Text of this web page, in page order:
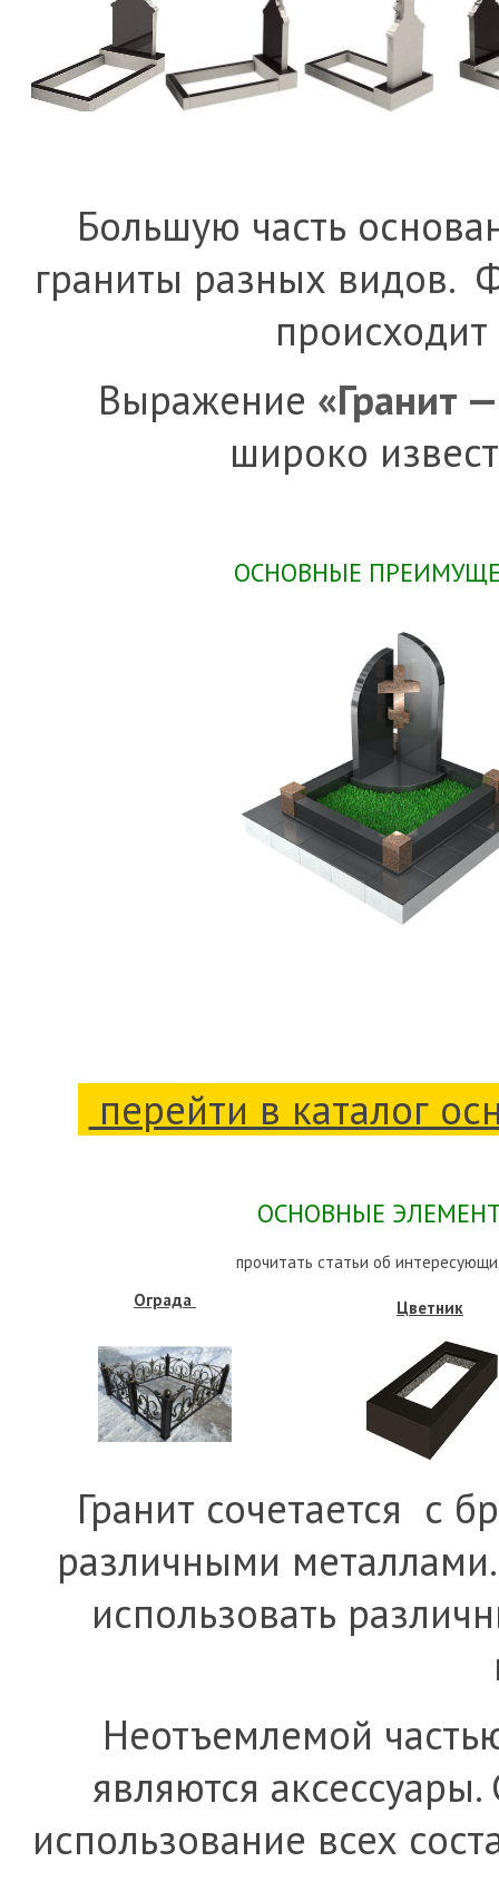
Большую часть
граниты разных видов.
Выражение «Гранит
широко
ОСНОВНЫЕ
перейти в каталог
ОСНОВНЫЕ
прочитать статьи об
Ограда
Цветник
Гранит сочетается с
различными
использовать
Неотъемлемой
являются
использование всех